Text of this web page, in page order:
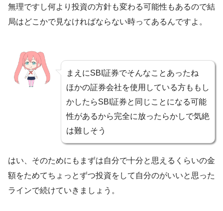
無理ですし何より投資の方針も変わる可能性もあるので結
局はどこかで見なければならない時ってあるんですよ。
まえにSBI証券でそんなことあったね
ほかの証券会社を使用している方ももし
かしたらSBI証券と同じことになる可能
性があるから完全に放ったらかしで気絶
は難しそう
はい、そのためにもまずは自分で十分と思えるくらいの金
額をためてちょっとずつ投資をして自分のがいいと思った
ラインで続けていきましょう。